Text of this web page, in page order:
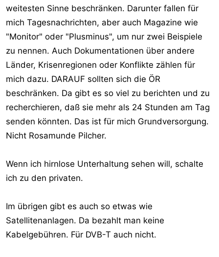
noch gibt die ganzen Privaten sind doch nicht mehr in
deutscher Hand glaub ich mal.
Und niemand sollte denken das die sogenannten
Privatsender wirklich gebührenfrei wären das sind sie
nicht. Sage nur mal Kabelgebühren.
weitesten Sinne beschränken. Darunter fallen für
mich Tagesnachrichten, aber auch Magazine wie
"Monitor" oder "Plusminus", um nur zwei Beispiele
zu nennen. Auch Dokumentationen über andere
Länder, Krisenregionen oder Konflikte zählen für
mich dazu. DARAUF sollten sich die ÖR
beschränken. Da gibt es so viel zu berichten und zu
recherchieren, daß sie mehr als 24 Stunden am Tag
senden könnten. Das ist für mich Grundversorgung.
Nicht Rosamunde Pilcher.
Wenn ich hirnlose Unterhaltung sehen will, schalte
ich zu den privaten.
Im übrigen gibt es auch so etwas wie
Satellitenanlagen. Da bezahlt man keine
Kabelgebühren. Für DVB-T auch nicht.